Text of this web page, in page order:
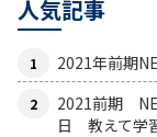
人気記事
2021年前期
2021前期
日 教えて学